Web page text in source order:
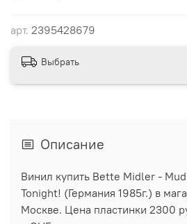
арт. 2395428679
Выбрать
Описание
Винил купить Bette Midler -
Tonight! (Германия 1985г.) в
Москве. Цена пластинки 2300